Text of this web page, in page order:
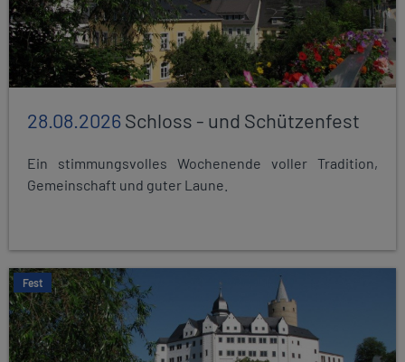
28.08.2026Schloss - und Schützenfest
Ein stimmungsvolles Wochenende voller Tradition,
Gemeinschaft und guter Laune.
Fest